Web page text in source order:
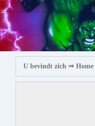
U bevindt zich ⇒ Home